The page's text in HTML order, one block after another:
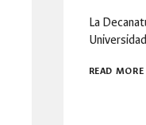
La
READ MORE